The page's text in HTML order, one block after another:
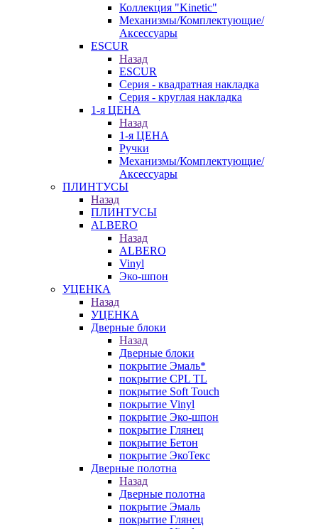
Коллекция "Kinetic"
Механизмы/Комплектующие/
Аксессуары
ESCUR
Назад
ESCUR
Серия - квадратная накладка
Серия - круглая накладка
1-я ЦЕНА
Назад
1-я ЦЕНА
Ручки
Механизмы/Комплектующие/
Аксессуары
ПЛИНТУСЫ
Назад
ПЛИНТУСЫ
ALBERO
Назад
ALBERO
Vinyl
Эко-шпон
УЦЕНКА
Назад
УЦЕНКА
Дверные блоки
Назад
Дверные блоки
покрытие Эмаль*
покрытие CPL TL
покрытие Soft Touch
покрытие Vinyl
покрытие Эко-шпон
покрытие Глянец
покрытие Бетон
покрытие ЭкоТекс
Дверные полотна
Назад
Дверные полотна
покрытие Эмаль
покрытие Глянец